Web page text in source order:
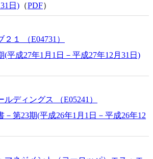
日) （PDF）
１ （E04731）
(平成27年1月1日－平成27年12月31日)
ディングス （E05241）
第23期(平成26年1月1日－平成26年12